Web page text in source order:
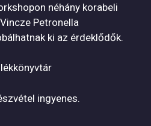
néhány korabeli
Petronella
ki az érdeklődők.
ingyenes.